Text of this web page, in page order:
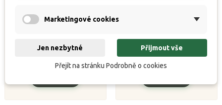
Běžná
K dispozici
1 709 Kč Běžná
cena
1 899 Kč
Marketingové cookies
Jen nezbytné Přijmout vše
Přejít na stránku Podrobně o cookies